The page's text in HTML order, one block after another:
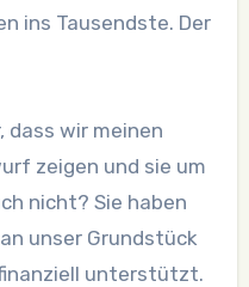
ins Tausendste. Der
dass wir meinen
zeigen und sie um
nicht? Sie haben
unser Grundstück
unterstützt.